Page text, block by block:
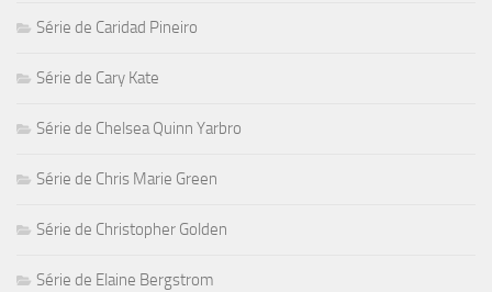
Série de Caridad Pineiro
Série de Cary Kate
Série de Chelsea Quinn Yarbro
Série de Chris Marie Green
Série de Christopher Golden
Série de Elaine Bergstrom